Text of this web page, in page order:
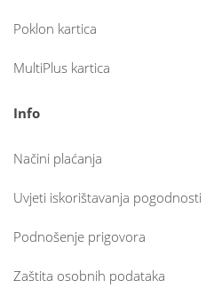
Poklon kartica
MultiPlus kartica
Info
Načini plaćanja
Uvjeti iskorištavanja pogodnosti
Podnošenje prigovora
Zaštita osobnih podataka